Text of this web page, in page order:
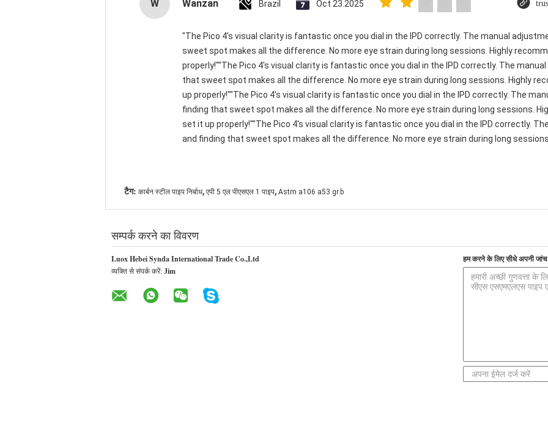
W Wanzan Brazil Oct 23.2025
"The Pico 4's visual clarity is fantastic once you dial in the IPD correctly. The manual
sweet spot makes all the difference. No more eye strain during long sessions. Highly
properly!""The Pico 4's visual clarity is fantastic once you dial in the IPD correctly. The
that sweet spot makes all the difference. No more eye strain during long sessions. Highly
up properly!""The Pico 4's visual clarity is fantastic once you dial in the IPD correctly. The
finding that sweet spot makes all the difference. No more eye strain during long sessions.
set it up properly!""The Pico 4's visual clarity is fantastic once you dial in the IPD correctly.
and finding that sweet spot makes all the difference. No more eye strain during long
टैग: कार्बन स्टील पाइप निर्बाध, एपी 5 एल पीएसएल 1 पाइप, Astm a106 a53 gr.b
सम्पर्क करने का विवरण
Luox Hebei Synda International Trade Co.,Ltd
व्यक्ति से संपर्क करें: Jim
हम करने के लिए सीधे अपनी